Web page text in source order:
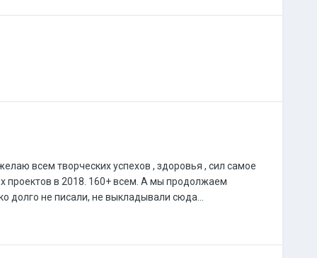
всем творческих успехов , здоровья , сил самое
проектов в 2018. 160+ всем. А мы продолжаем
долго не писали, не выкладывали сюда...